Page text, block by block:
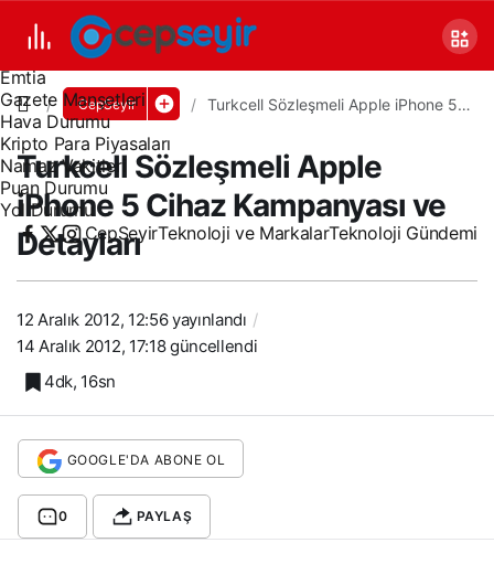
Covid 19
Döviz Kurları
Emtia
Gazete Manşetleri
Hava Durumu
Kripto Para Piyasaları
Namaz Vakitleri
Puan Durumu
Yol Durumu
CepSeyirTeknoloji ve MarkalarTeknoloji Gündemi
CepSeyir
Turkcell Sözleşmeli Apple iPhone 5
Turkcell Sözleşmeli Apple
iPhone 5 Cihaz Kampanyası ve
Detayları
12 Aralık 2012, 12:56yayınlandı
14 Aralık 2012, 17:18güncellendi
4dk, 16sn
GOOGLE'DA ABONE OL
0 PAYLAŞ